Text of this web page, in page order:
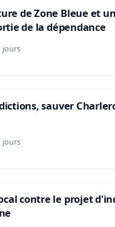
de Zone Bleue et
de la dépendance
jours
sauver
jours
contre le projet